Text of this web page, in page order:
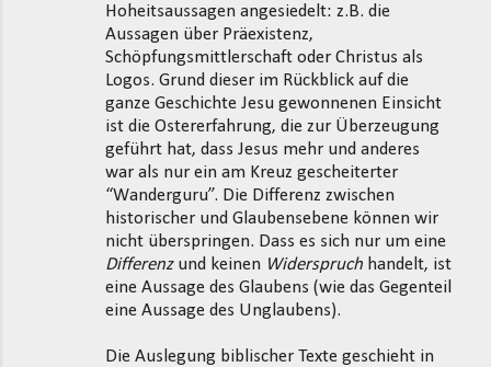
Hoheitsaussagen angesiedelt: z.B. die
Aussagen über Präexistenz,
Schöpfungsmittlerschaft oder Christus als
Logos. Grund dieser im Rückblick auf die
ganze Geschichte Jesu gewonnenen Einsicht
ist die Ostererfahrung, die zur Überzeugung
geführt hat, dass Jesus mehr und anderes
war als nur ein am Kreuz gescheiterter
“Wanderguru”. Die Differenz zwischen
historischer und Glaubensebene können wir
nicht überspringen. Dass es sich nur um eine
Differenzund keinen Widerspruch handelt, ist
eine Aussage des Glaubens (wie das Gegenteil
eine Aussage des Unglaubens).
Die Auslegung biblischer Texte geschieht in